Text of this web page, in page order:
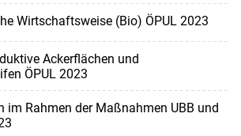
Wirtschaftsweise (Bio) ÖPUL 2023
Ackerflächen und
ÖPUL 2023
im Rahmen der Maßnahmen UBB und